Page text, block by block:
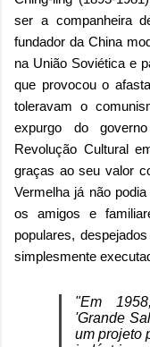
ser a companheira
fundador da China
na União Soviética e
que provocou o
toleravam o
expurgo do
Revolução Cultural
graças ao seu valor
Vermelha já não
os amigos e
populares,
simplesmente
"Em
'Grande
um projeto